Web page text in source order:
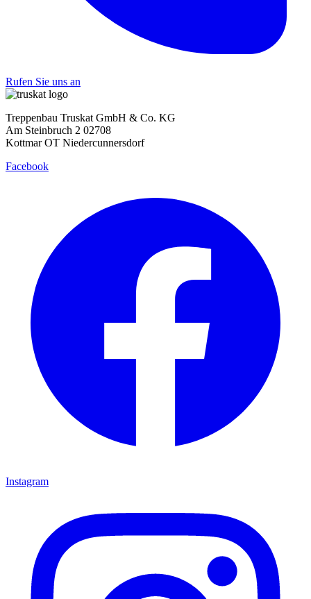
Rufen Sie uns an
Treppenbau Truskat GmbH & Co. KG
Am Steinbruch 2 02708
Kottmar OT Niedercunnersdorf
Facebook
Instagram